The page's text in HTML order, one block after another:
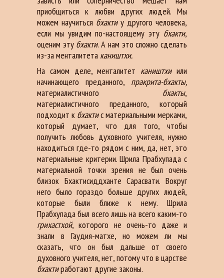
приобщиться к любви других людей. Мы
можем научиться бхактиу другого человека,
если мы увидим по-настоящему эту бхакти,
оценим эту бхакти. А нам это сложно сделать
из-за менталитета каништхи.
На самом деле, менталитет каништхиили
начинающего преданного, пракрита-бхакты,
материалистичного бхакты,
материалистичного преданного, который
подходит к бхактис материальными мерками,
который думает, что для того, чтобы
получить любовь духовного учителя, нужно
находиться где-то рядом с ним, да, нет, это
материальные критерии. Шрила Прабхупада с
материальной точки зрения не был очень
близок Бхактисиддханте Сарасвати. Вокруг
него было гораздо больше других людей,
которые были ближе к нему. Шрила
Прабхупада был всего лишь на всего каким-то
грихастхой, которого не очень-то даже и
знали в Гаудия-матхе, но можем ли мы
сказать, что он был дальше от своего
духовного учителя, нет, потому что в царстве
бхактиработают другие законы.